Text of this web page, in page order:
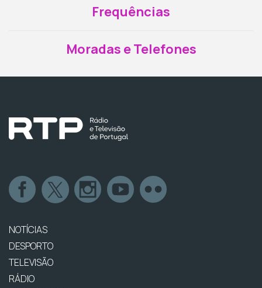
Frequências
Moradas e Telefones
NOTÍCIAS
DESPORTO
TELEVISÃO
RÁDIO